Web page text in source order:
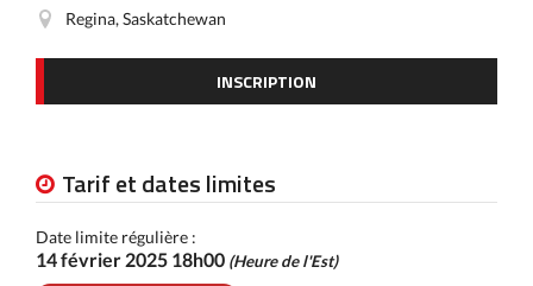
Regina, Saskatchewan
INSCRIPTION
Tarif et dates limites
Date limite régulière :
14 février 2025 18h00 (Heure de l'Est)